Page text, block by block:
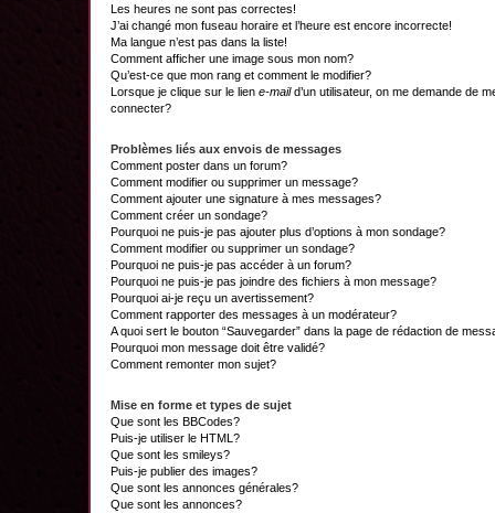
Les heures ne sont pas correctes!
J’ai changé mon fuseau horaire et l’heure est encore incorrecte!
Ma langue n’est pas dans la liste!
Comment afficher une image sous mon nom?
Qu’est-ce que mon rang et comment le modifier?
Lorsque je clique sur le lien e-maild’un utilisateur, on me demande de
connecter?
Problèmes liés aux envois de messages
Comment poster dans un forum?
Comment modifier ou supprimer un message?
Comment ajouter une signature à mes messages?
Comment créer un sondage?
Pourquoi ne puis-je pas ajouter plus d’options à mon sondage?
Comment modifier ou supprimer un sondage?
Pourquoi ne puis-je pas accéder à un forum?
Pourquoi ne puis-je pas joindre des fichiers à mon message?
Pourquoi ai-je reçu un avertissement?
Comment rapporter des messages à un modérateur?
A quoi sert le bouton “Sauvegarder” dans la page de rédaction de
Pourquoi mon message doit être validé?
Comment remonter mon sujet?
Mise en forme et types de sujet
Que sont les BBCodes?
Puis-je utiliser le HTML?
Que sont les smileys?
Puis-je publier des images?
Que sont les annonces générales?
Que sont les annonces?